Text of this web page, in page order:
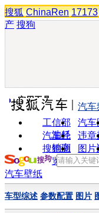
搜狐 ChinaRen 17173
产 搜狗
实用工具
工信部
油耗
汽车
汽车经
销商
违章
搜狗浏
览器
图片
汽车
汽车壁纸
车型综述 参数配置 图片